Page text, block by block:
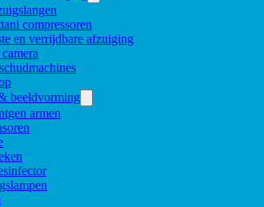
compressoren
en verrijdbare afzuiging
beeldvorming
armen